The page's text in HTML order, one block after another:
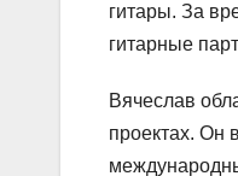
гитары. За
гитарные
Вячеслав
проектах. Он